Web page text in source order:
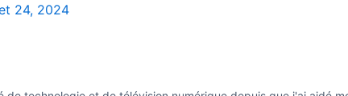
24, 2024